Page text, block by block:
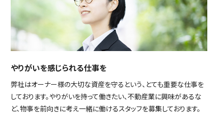
やりがいを感じられる仕事を
弊社はオーナー様の大切な資産を守るという、とても重要な仕事を
しております。やりがいを持って働きたい、不動産業に興味があるな
ど、物事を前向きに考え一緒に働けるスタッフを募集しております。